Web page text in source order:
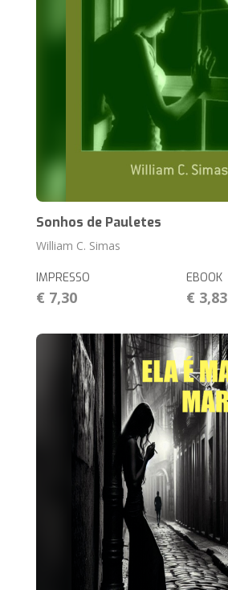
Sonhos de Pauletes
William C. Simas
IMPRESSO
€ 7,30
EBOOK
€ 3,83